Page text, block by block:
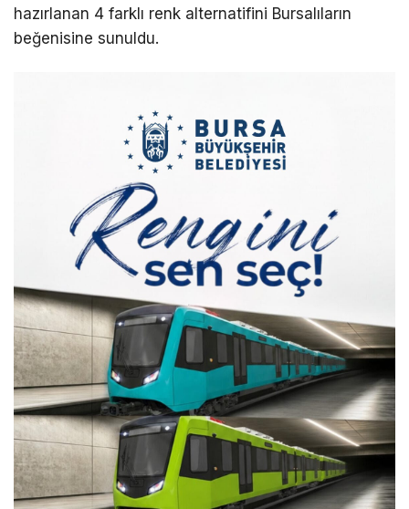
hazırlanan 4 farklı renk alternatifini Bursalıların
beğenisine sunuldu.